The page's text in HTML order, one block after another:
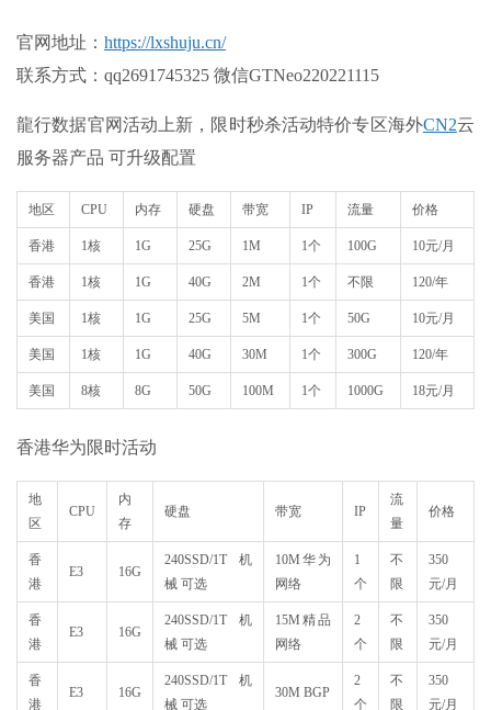
官网地址： https://lxshuju.cn/
联系方式：qq2691745325 微信GTNeo220221115
龍行数据官网活动上新，限时秒杀活动特价专区海外CN2云
服务器产品 可升级配置
地区 CPU 内存 硬盘 带宽 IP 流量 价格
香港 1核 1G 25G 1M 1个 100G 10元/月
香港 1核 1G 40G 2M 1个 不限 120/年
美国 1核 1G 25G 5M 1个 50G 10元/月
美国 1核 1G 40G 30M 1个 300G 120/年
美国 8核 8G 50G 100M 1个 1000G 18元/月
香港华为限时活动
地
区
CPU
内
存
硬盘 带宽 IP
流
量
价格
香
港
E3 16G
240SSD/1T机
械 可选
10M华为
网络
1
个
不
限
350
元/月
香
港
E3 16G
240SSD/1T机
械 可选
15M精品
网络
2
个
不
限
350
元/月
香
港
E3 16G
240SSD/1T机
械 可选
30M BGP
2
个
不
限
350
元/月